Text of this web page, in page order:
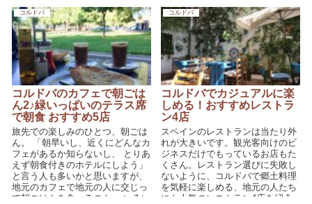
コルドバ
コルドバのカフェで朝ごは
ん2♪緑いっぱいのテラス席
で朝食 おすすめ5店
旅先での楽しみのひとつ、朝ごは
ん。 「朝早いし、近くにどんなカ
フェがあるか知らないし、 とりあ
えず朝食付きのホテルにしよう」
と言う人も多いかと思いますが、
地元のカフェで地元の人に交じっ
て朝ごはんを食べるのも、 いろい
コルドバ
コルドバでカジュアルに楽
しめる！おすすめレストラ
ン4店
スペインのレストランは当たり外
れが大きいです。観光客向けのビ
ジネスだけでもっているお店もた
くさん。レストラン選びに失敗し
ないように、コルドバで郷土料理
を気軽に楽しめる、地元の人たち
にも人気のレストラン4店を紹介